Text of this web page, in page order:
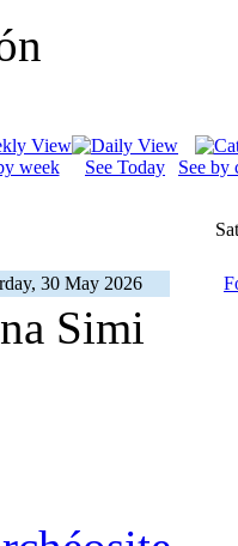
week See Today See by
30 May 2026
Simi